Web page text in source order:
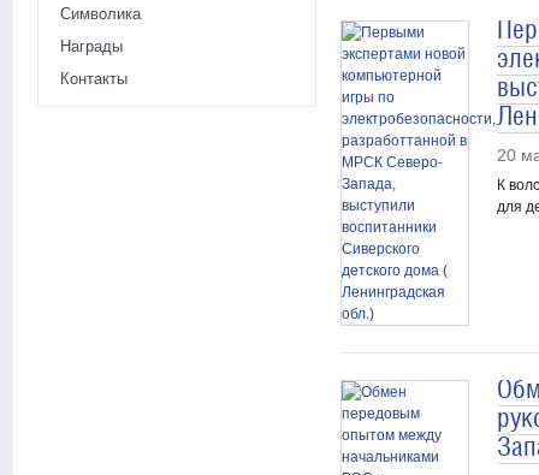
Символика
Награды
Контакты
20
К
для